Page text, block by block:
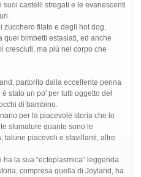
castelli stregati e le evanescenti
zucchero filato e degli hot dog,
quei bimbetti estasiati, ed anche
cresciuti, ma più nel corpo che
partorito dalla eccellente penna
stato un po' per tutti oggetto del
di bambino.
per la piacevole storia che lo
sfumature quante sono le
talune piacevoli e sfavillanti, altre
la sua “ectoplasmica” leggenda
compresa quella di Joyland, ha